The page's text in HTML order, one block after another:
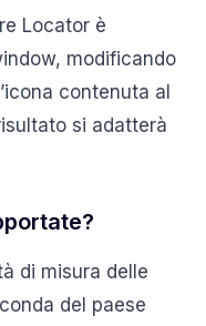
Locator è
modificando
contenuta al
si adatterà
di misura delle
del paese